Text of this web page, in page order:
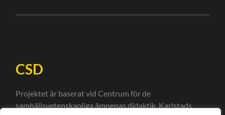
CSD
Projektet är baserat vid Centrum för de
samhällsvetenskapliga ämnenas didaktik, Karlstads